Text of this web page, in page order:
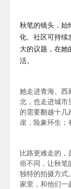
秋笔的镜头，始
化、社区可持
大的议题，在她
活。
她走进青海、西
北，也走进城市
的需要翻越十几
崖，险象环生；
比路更难走的，
俗不同，让秋笔
独特的拍摄方式
家里，和他们一